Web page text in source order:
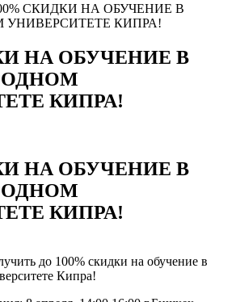
СКИДКИ НА ОБУЧЕНИЕ В
КИПРА!
НА ОБУЧЕНИЕ В
КИПРА!
НА ОБУЧЕНИЕ В
КИПРА!
до 100% скидки на обучение в
Кипра!